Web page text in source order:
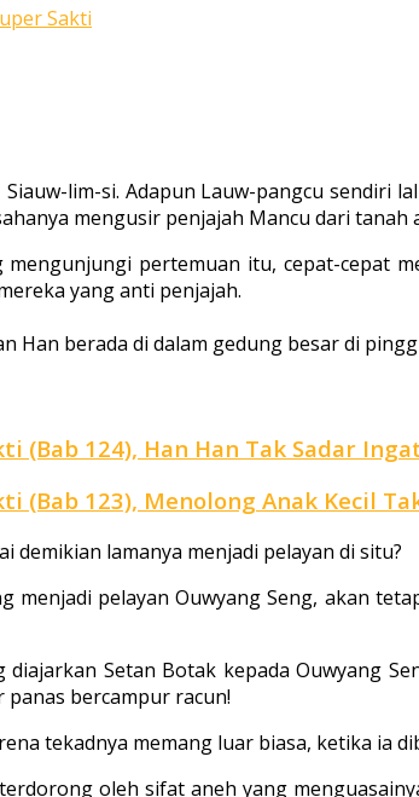
Sakti
Siauw-lim-si. Adapun Lauw-pangcu sendiri
mengusir penjajah Mancu dari tanah
mengunjungi pertemuan itu, cepat-
yang anti penjajah.
Han berada di dalam gedung besar di
(Bab 124), Han Han Tak Sadar
(Bab 123), Menolong Anak Kecil
demikian lamanya menjadi pelayan di situ?
menjadi pela­yan Ouwyang Seng, akan
Setan Botak kepada Ouwyang
panas bercampur racun!
tekadnya memang luar biasa, ketika ia
oleh sifat aneh yang